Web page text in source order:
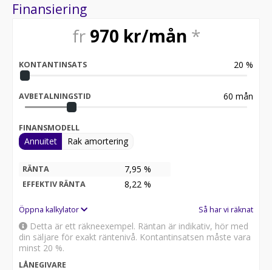
Finansiering
fr 970 kr/mån *
KONTANTINSATS 20 %
AVBETALNINGSTID 60 mån
FINANSMODELL
Annuitet Rak amortering
RÄNTA 7,95 %
EFFEKTIV RÄNTA 8,22 %
Öppna kalkylator Så har vi räknat
Detta är ett räkneexempel. Räntan är indikativ, hör med
din säljare för exakt räntenivå. Kontantinsatsen måste vara
minst 20 %.
LÅNEGIVARE